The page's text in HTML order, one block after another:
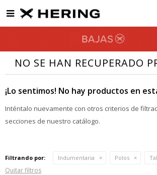

NO SE HAN RECUPERADO
¡Lo sentimos! No hay productos en
Inténtalo nuevamente con otros criterios de
secciones de nuestro catálogo.
Filtrando por: Indumentaria Polos
Quitar filtros